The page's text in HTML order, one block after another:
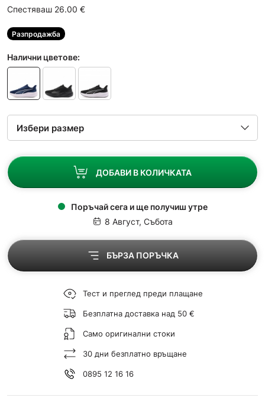
Спестяваш 26.00 €
Разпродажба
Налични цветове:
ДОБАВИ В КОЛИЧКАТА
Поръчай сега и ще получиш утре
8 Август, Събота
БЪРЗА ПОРЪЧКА
Тест и преглед преди плащане
Безплатна доставка над 50 €
Само оригинални стоки
30 дни безплатно връщане
0895 12 16 16